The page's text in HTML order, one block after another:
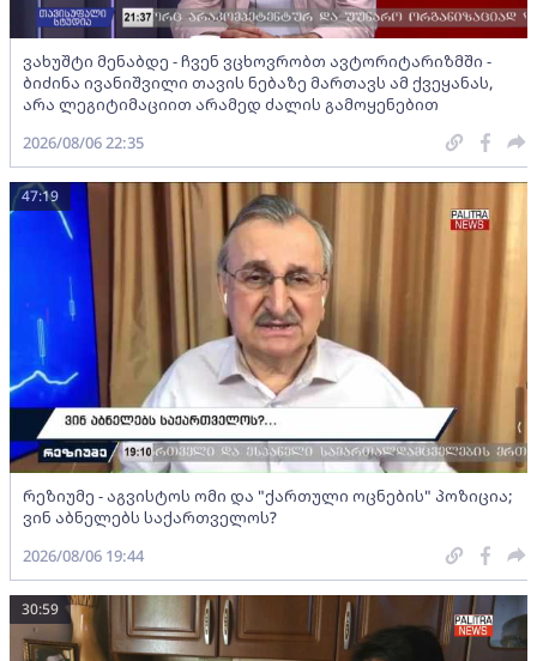
ვახუშტი მენაბდე - ჩვენ ვცხოვრობთ ავტორიტარიზმში -
ბიძინა ივანიშვილი თავის ნებაზე მართავს ამ ქვეყანას,
არა ლეგიტიმაციით არამედ ძალის გამოყენებით
2026/08/06 22:35
რეზიუმე - აგვისტოს ომი და "ქართული ოცნების" პოზიცია;
ვინ აბნელებს საქართველოს?
47:19
2026/08/06 19:44
30:59